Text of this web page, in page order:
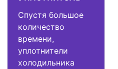
Спустя большое
количество
времени,
уплотнители
холодильника